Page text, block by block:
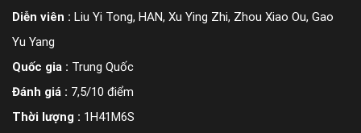
Diễn viên : Liu Yi Tong, HAN, Xu Ying Zhi, Zhou Xiao Ou, Gao
Yu Yang
Quốc gia : Trung Quốc
Đánh giá : 7,5/10 điểm
Thời lượng : 1H41M6S